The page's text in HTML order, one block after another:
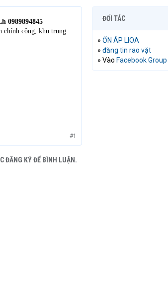
0989894845
chính công, khu trung
#1
ĐĂNG KÝ ĐỂ BÌNH LUẬN.
ĐỐI TÁC
» ỔN ÁP LIOA
» đăng tin rao vặt
» Vào Facebook Group